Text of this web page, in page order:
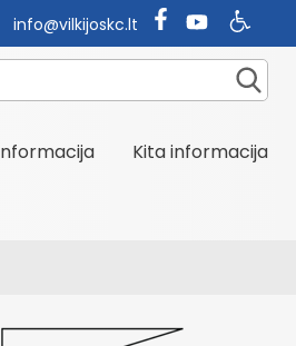
info@vilkijoskc.lt
Kita informacija